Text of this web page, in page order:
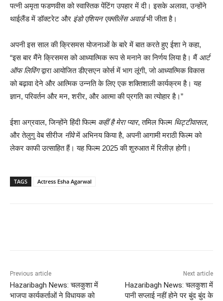
पत्नी अमृता फडणवीस को स्वास्तिक पेंटिंग उपहार में दी। इसके अलावा, उन्होंने
थाईलैंड में डॉक्टरेट और इंडो एशियन एक्सीलेंस अवार्डभी जीता है।
अपनी इस साल की क्रिसमस योजनाओं के बारे में बात करते हुए ईशा ने कहा,
“इस बार मैंने क्रिसमस को आध्यात्मिक रूप से मनाने का निर्णय लिया है। मैं आर्ट
ऑफ लिविंगद्वारा आयोजित डीएसएन कोर्स में भाग लूंगी, जो आध्यात्मिक विकास
को बढ़ावा देने और आत्मिक उन्नति के लिए एक शक्तिशाली कार्यक्रम है। यह
ज्ञान, परिवर्तन और मन, शरीर, और आत्मा की प्रगति का त्योहार है।”
ईशा अग्रवाल, जिन्होंने हिंदी फिल्म कहीं है मेरा प्यार, तमिल फिल्म थिट्टीवासल,
और तेलुगु वेब सीरीज नीवेमें अभिनय किया है, अपनी आगामी मराठी फिल्म को
लेकर काफी उत्साहित हैं। यह फिल्म 2025 की शुरुआत में रिलीज़ होगी।
TAGS Actress Esha Agarwal
Previous article
Hazaribagh News: चलकुशा में
भाजपा कार्यकर्ताओं ने विधायक को
Next article
Hazaribagh News: चलकुशा में
पानी सप्लाई नहीं होने पर बुंद बुंद के